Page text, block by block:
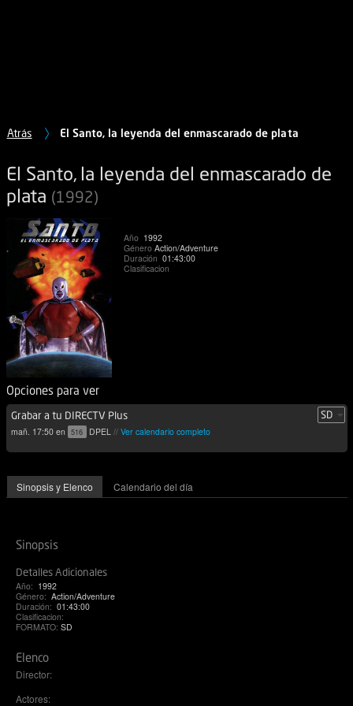
Atrás El Santo, la leyenda del enmascarado de plata
El Santo, la leyenda del enmascarado de
plata (1992)
Año 1992
Género Action/Adventure
Duración 01:43:00
Clasificacion
Opciones para ver
Grabar a tu DIRECTV Plus
mañ. 17:50 en 516 DPEL // Ver calendario completo
Sinopsis y Elenco Calendario del día
Sinopsis
Detalles Adicionales
Año: 1992
Género: Action/Adventure
Duración: 01:43:00
Clasificacion:
FORMATO: SD
Elenco
Director:
Actores: